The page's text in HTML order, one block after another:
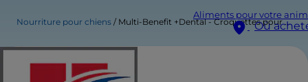
Aliments pour votre
Où
Nourriture pour chiens Multi-Benefit +Dental - Croquettes pour Chien Adulte (1+) - Petite Race - au Poulet